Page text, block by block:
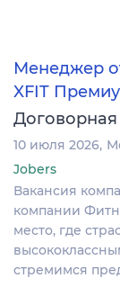
Менеджер
XFIT
Договорная
10 июля 2026
Jobers
Вакансия
компании
место, где
стремимся